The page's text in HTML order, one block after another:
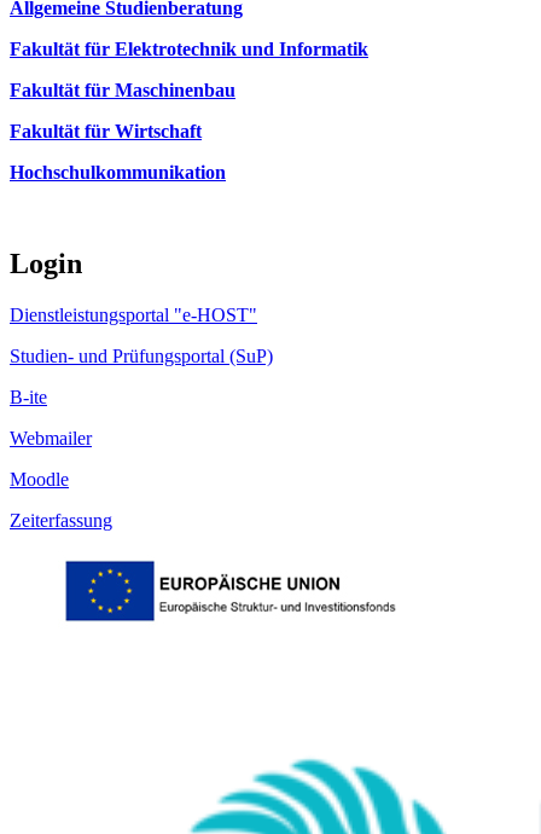
Allgemeine Studienberatung
Fakultät für Elektrotechnik und Informatik
Fakultät für Maschinenbau
Fakultät für Wirtschaft
Hochschulkommunikation
Login
Dienstleistungsportal "e-HOST"
Studien- und Prüfungsportal (SuP)
B-ite
Webmailer
Moodle
Zeiterfassung